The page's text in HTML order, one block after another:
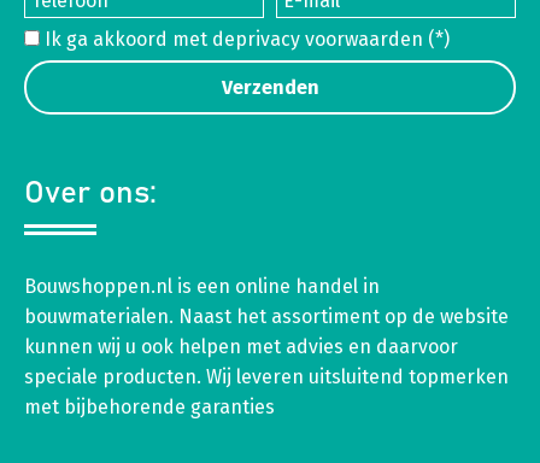
Ik ga akkoord met deprivacy voorwaarden (*)
Over ons:
Bouwshoppen.nl is een online handel in
bouwmaterialen. Naast het assortiment op de website
kunnen wij u ook helpen met advies en daarvoor
speciale producten. Wij leveren uitsluitend topmerken
met bijbehorende garanties